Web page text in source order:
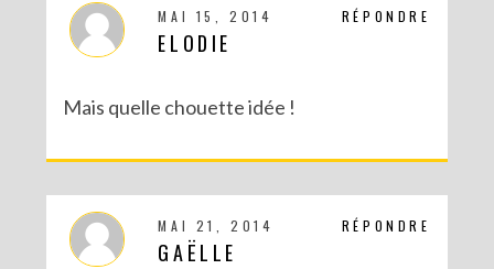
RÉPONDRE
MAI 15, 2014
ELODIE
Mais quelle chouette idée !
RÉPONDRE
MAI 21, 2014
GAËLLE